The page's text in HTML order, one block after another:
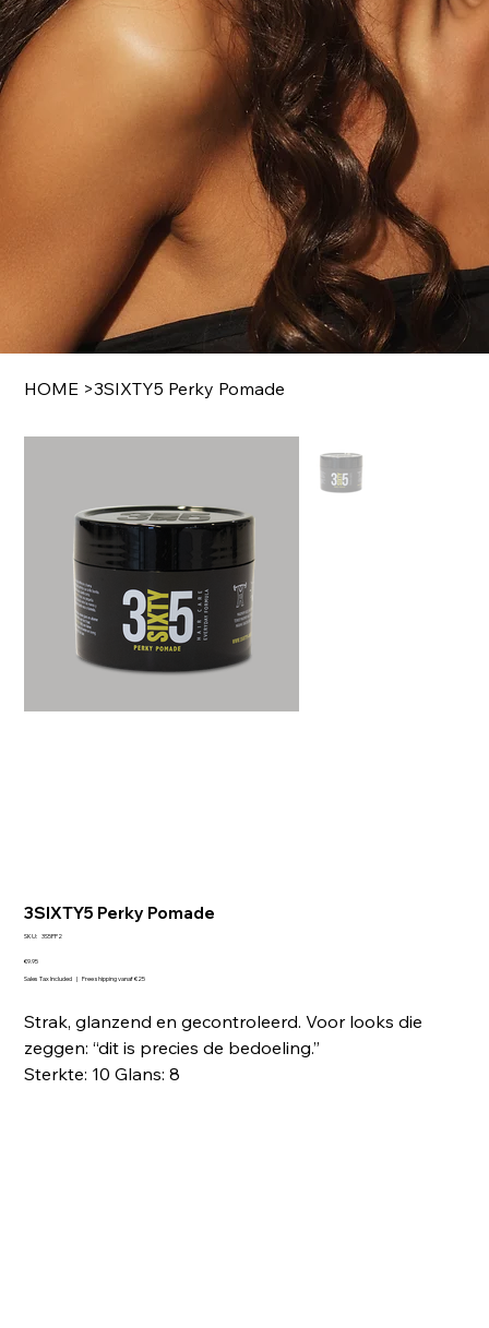
HOME >3SIXTY5 Perky Pomade
3SIXTY5 Perky Pomade
SKU: SKU
3S5PP2
Price
€9.95
Sales Tax Included | Free shipping vanaf €25
Strak, glanzend en gecontroleerd. Voor looks die
zeggen: “dit is precies de bedoeling.”
Sterkte: 10 Glans: 8